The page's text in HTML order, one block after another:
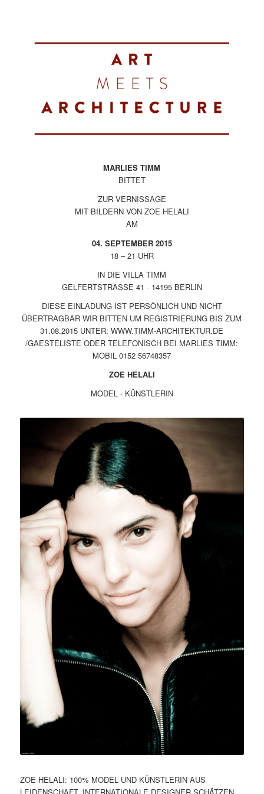
MARLIES TIMM
BITTET
ZUR VERNISSAGE
MIT BILDERN VON ZOE HELALI
AM
04. SEPTEMBER 2015
18 – 21 UHR
IN DIE VILLA TIMM
GELFERTSTRASSE 41 · 14195 BERLIN
DIESE EINLADUNG IST PERSÖNLICH UND NICHT
ÜBERTRAGBAR WIR BITTEN UM REGISTRIERUNG BIS ZUM
31.08.2015 UNTER:WWW.TIMM-ARCHITEKTUR.DE
/GAESTELISTE ODER TELEFONISCH BEI MARLIES TIMM:
MOBIL 0152 56748357
ZOE HELALI
MODEL · KÜNSTLERIN
ZOE HELALI: 100% MODEL UND KÜNSTLERIN AUS